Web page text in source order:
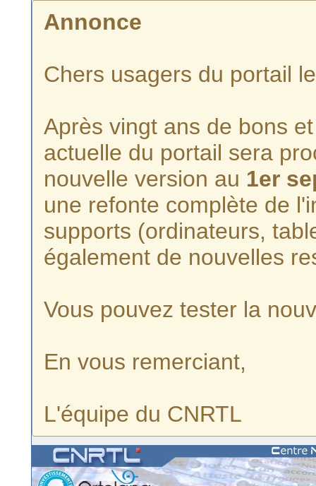
Annonce
Chers usagers du portail
Après vingt ans de bons
actuelle du portail sera
nouvelle version au 1er
une refonte complète de
supports (ordinateurs,
également de nouvelles
Vous pouvez tester la
En vous remerciant,
L'équipe du CNRTL